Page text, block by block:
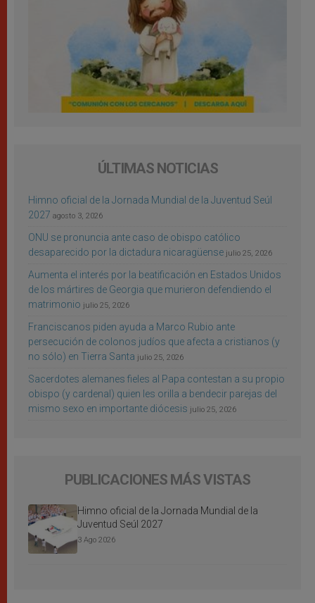
ÚLTIMAS NOTICIAS
Himno oficial de la Jornada Mundial de la Juventud Seúl
2027 agosto 3, 2026
ONU se pronuncia ante caso de obispo católico
desaparecido por la dictadura nicaragüense julio 25, 2026
Aumenta el interés por la beatificación en Estados Unidos
de los mártires de Georgia que murieron defendiendo el
matrimonio julio 25, 2026
Franciscanos piden ayuda a Marco Rubio ante
persecución de colonos judíos que afecta a cristianos (y
no sólo) en Tierra Santa julio 25, 2026
Sacerdotes alemanes fieles al Papa contestan a su propio
obispo (y cardenal) quien les orilla a bendecir parejas del
mismo sexo en importante diócesis julio 25, 2026
PUBLICACIONES MÁS VISTAS
Himno oficial de la Jornada Mundial de la
Juventud Seúl 2027
3 Ago 2026